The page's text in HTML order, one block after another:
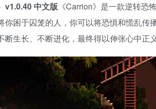
v1.0.40 中文版 《Carrion》是一款逆转
你困于囚笼的人，你可以将恐惧和慌乱
生长、不断进化，最终得以伸张心中正义